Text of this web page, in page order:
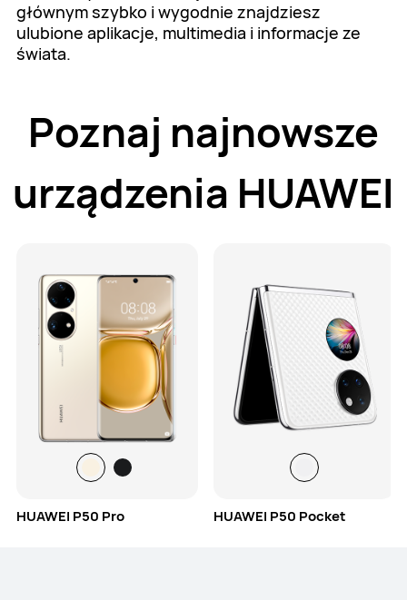
głównym szybko i wygodnie znajdziesz
ulubione aplikacje, multimedia i informacje ze
świata.
Poznaj najnowsze
urządzenia HUAWEI
HUAWEI P50 Pro HUAWEI P50 Pocket